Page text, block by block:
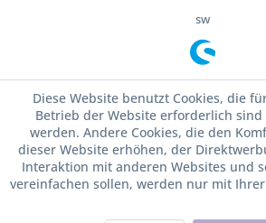
sw
Diese Website benutzt Cookies, die
Betrieb der Website erforderlich
werden. Andere Cookies, die den
dieser Website erhöhen, der
Interaktion mit anderen Websites und
vereinfachen sollen, werden nur mit